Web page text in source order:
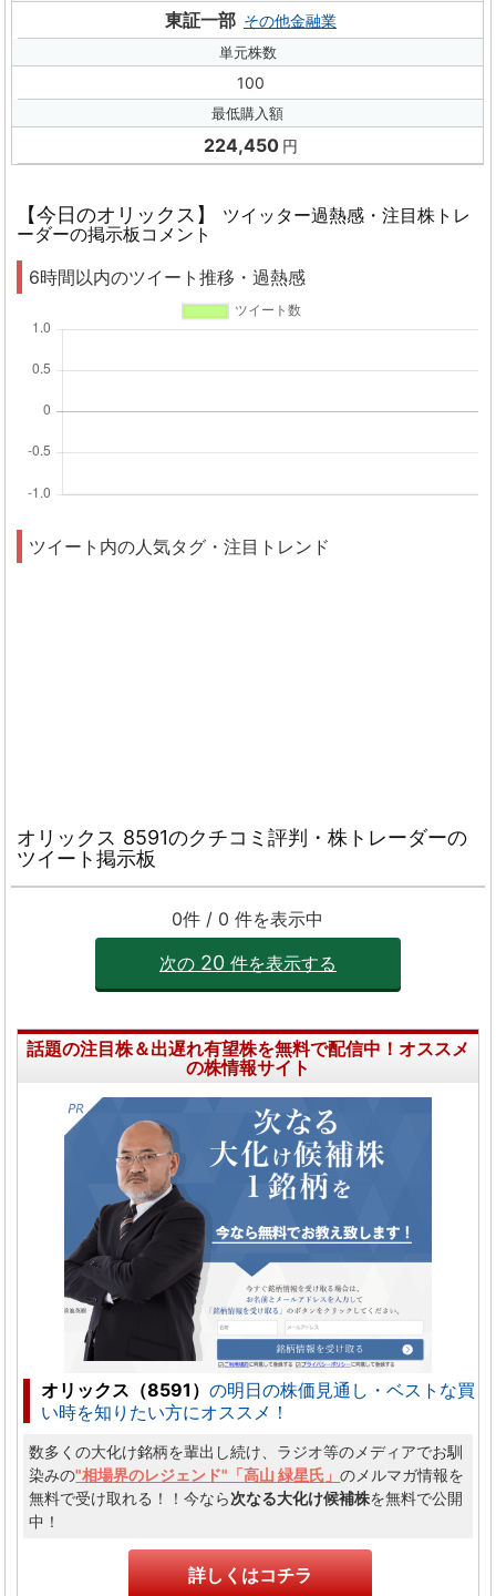
東証一部 その他金融業
単元株数
100
最低購入額
224,450 円
【今日のオリックス】
ツイッター過熱感・注目株トレ
ーダーの掲示板コメント
6時間以内のツイート推移・過熱感
ツイート内の人気タグ・注目トレンド
オリックス 8591のクチコミ評判・株トレーダーの
ツイート掲示板
0件 / 0 件を表示中
次の20 件を表示する
話題の注目株＆出遅れ有望株を無料で配信中！オススメ
の株情報サイト
オリックス（8591）の明日の株価見通し・ベストな買
い時を知りたい方にオススメ！
数多くの大化け銘柄を輩出し続け、ラジオ等のメディアでお馴
染みの"相場界のレジェンド"「高山 緑星氏 」のメルマガ情報を
無料で受け取れる！！今なら次なる大化け候補株を無料で公開
中！
詳しくはコチラ